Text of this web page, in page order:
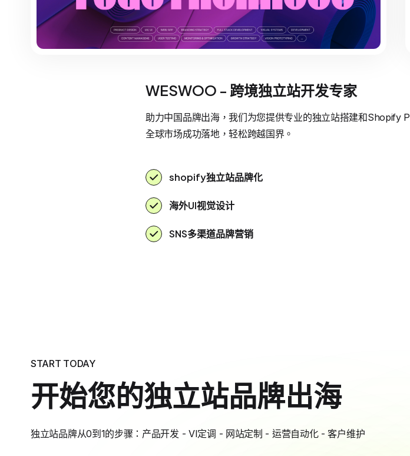
WESWOO - 跨境独立站开发专家
助力中国品牌出海，我们为您提供专业的独立站搭建和Shopify
全球市场成功落地，轻松跨越国界。
shopify独立站品牌化
海外UI视觉设计
SNS多渠道品牌营销
START TODAY
开始您的独立站品牌出海
独立站品牌从0到1的步骤：产品开发 - VI定调 - 网站定制 - 运营自动化 - 客户维护